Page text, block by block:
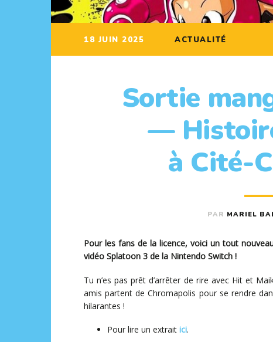
18 JUIN 2025 ACTUALITÉ
Sortie
—
à Cité-
PAR MARIEL
Pour les fans de la licence, voici un tout
vidéo Splatoon 3 de la Nintendo Switch !
Tu n’es pas prêt d’arrêter de rire avec Hit et
amis partent de Chromapolis pour se rendre
hilarantes !
Pour lire un extrait ici.